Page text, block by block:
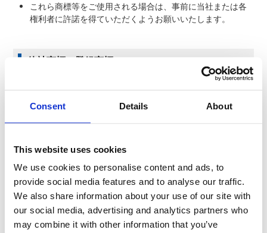
Consent Details About
This website uses cookies
We use cookies to personalise content and ads, to
provide social media features and to analyse our traffic.
We also share information about your use of our site with
our social media, advertising and analytics partners who
may combine it with other information that you’ve
これら商標等をご使用される場合は、事前に当社または各
権利者に許諾を得ていただくようお願いいたします。
他社商標・登録商標
Adobe は、Adobe Systems Incorporated（アドビ システ
ムズ社）の、米国ならびに他の国における商標または登録
びその他の国における登録商標または商標です。
Excel は、米国 Microsoft Corporation の、米国およびその
他の国における登録商標または商標です。
QRコードは、株式会社デンソーウェーブの登録商標です。